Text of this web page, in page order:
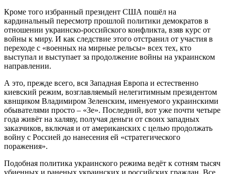
Кроме того избранный президент США пошёл на
кардинальный пересмотр прошлой политики демократов в
отношении украинско-российского конфликта, взяв курс от
войны к миру. И как следствие этого отстранил от участия в
переходе с «военных на мирные рельсы» всех тех, кто
выступал и выступает за продолжение войны на украинском
направлении.
А это, прежде всего, вся Западная Европа и естественно
киевский режим, возглавляемый нелегитимным президентом
квнщиком Владимиром Зеленским, именуемого украинскими
обывателями просто – «Зе». Последний, вот уже почти четыре
года живёт на халяву, получая деньги от своих западных
заказчиков, включая и от американских с целью продолжать
войну с Россией до нанесения ей «стратегического
поражения».
Подобная политика украинского режима ведёт к сотням тысяч
убиенных и раненых украинских и российских граждан. Все